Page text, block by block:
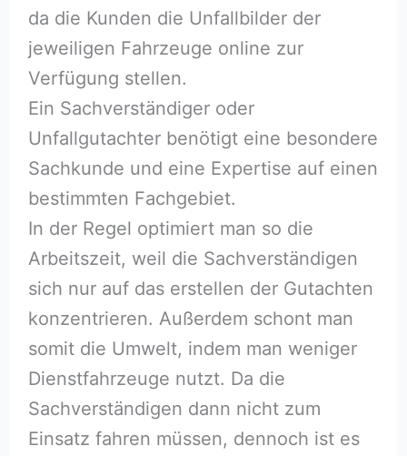
da die Kunden die Unfallbilder der
jeweiligen Fahrzeuge online zur
Verfügung stellen.
Ein Sachverständiger oder
Unfallgutachter benötigt eine besondere
Sachkunde und eine Expertise auf einen
bestimmten Fachgebiet.
In der Regel optimiert man so die
Arbeitszeit, weil die Sachverständigen
sich nur auf das erstellen der Gutachten
konzentrieren. Außerdem schont man
somit die Umwelt, indem man weniger
Dienstfahrzeuge nutzt. Da die
Sachverständigen dann nicht zum
Einsatz fahren müssen, dennoch ist es